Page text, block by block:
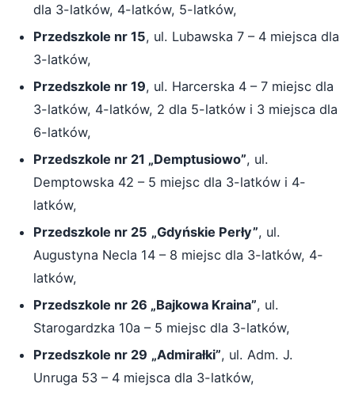
dla 3-latków, 4-latków, 5-latków,
Przedszkole nr 15, ul. Lubawska 7 – 4 miejsca dla
3-latków,
Przedszkole nr 19, ul. Harcerska 4 – 7 miejsc dla
3-latków, 4-latków, 2 dla 5-latków i 3 miejsca dla
6-latków,
Przedszkole nr 21 „Demptusiowo”, ul.
Demptowska 42 – 5 miejsc dla 3-latków i 4-
latków,
Przedszkole nr 25 „Gdyńskie Perły”, ul.
Augustyna Necla 14 – 8 miejsc dla 3-latków, 4-
latków,
Przedszkole nr 26 „Bajkowa Kraina”, ul.
Starogardzka 10a – 5 miejsc dla 3-latków,
Przedszkole nr 29 „Admirałki”, ul. Adm. J.
Unruga 53 – 4 miejsca dla 3-latków,